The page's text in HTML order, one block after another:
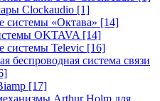
Clockaudio [1]
«Октава» [14]
OKTAVA [14]
Televic [16]
беспроводная система связи
[17]
Arthur Holm для